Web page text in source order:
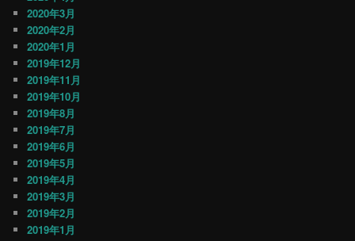
2020年3月
2020年2月
2020年1月
2019年12月
2019年11月
2019年10月
2019年8月
2019年7月
2019年6月
2019年5月
2019年4月
2019年3月
2019年2月
2019年1月